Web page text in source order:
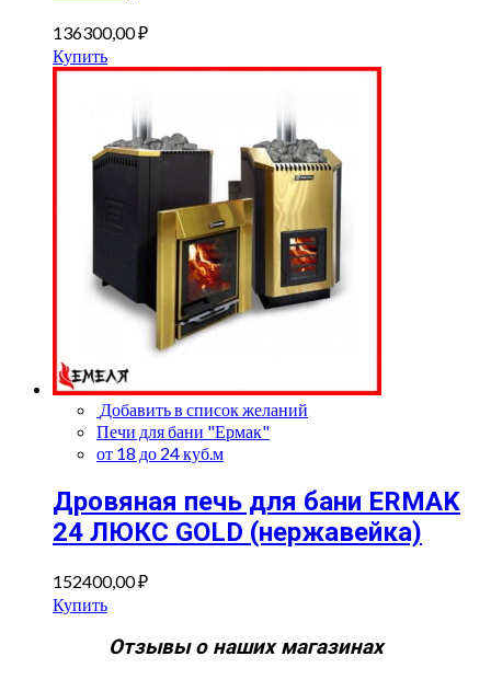
136300,00₽
Купить
Добавить в список желаний
Печи для бани "Ермак"
от 18 до 24 куб.м
Дровяная печь для бани ERMAK
24 ЛЮКС GOLD (нержавейка)
152400,00₽
Купить
Отзывы о наших магазинах